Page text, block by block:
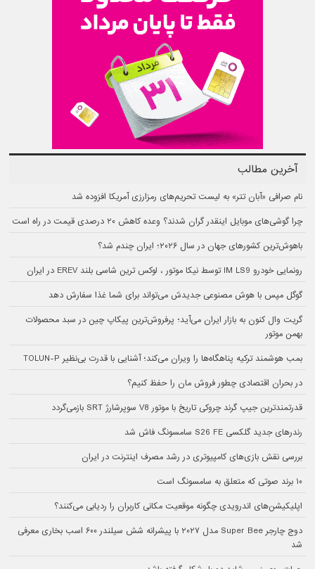
آخرین مطالب
نام صرافی «آبان‌ تتر» به لیست تحریم‌های رمزارزی آمریکا افزوده شد
چرا گوشی‌های موبایل اینقدر گران شدند؟ وعده کاهش ۲۰ درصدی قیمت در راه است
باهوش‌ترین کشورهای جهان در سال ۲۰۲۶؛ ایران چندم شد؟
رونمایی خودرو IM LS9 توسط نیکا موتور ، لوکس ترین شاسی بلند EREV در ایران
گوگل مپس با هوش مصنوعی جدیدش می‌تواند برای شما غذا سفارش دهد
گریت وال کنون به بازار ایران می‌آید؛ پرفروش‌ترین پیکاپ چین در سبد محصولات
بهمن موتور
بمب هوشمند ترکیه پناهگاه‌ها را ویران می‌کند؛ آشنایی با قدرت بی‌نظیر TOLUN-P
در بحران اقتصادی چطور فروش مان را حفظ کنیم؟
قدرتمندترین جیپ گرند چروکی تاریخ با موتور V8 سوپرشارژ SRT بازمی‌گردد
رندرهای جدید گلکسی S26 FE سامسونگ فاش شد
بررسی نقش بازی‌های کامپیوتری در رشد مصرف اینترنت در ایران
۱۰ برند صوتی که متعلق به سامسونگ است
اپلیکیشن‌های اندرویدی چگونه موقعیت مکانی کاربران را ردیابی می‌کنند؟
دوج چارجر Super Bee مدل ۲۰۲۷ با پیشرانه شش سیلندر ۶۰۰ اسب بخاری معرفی
شد